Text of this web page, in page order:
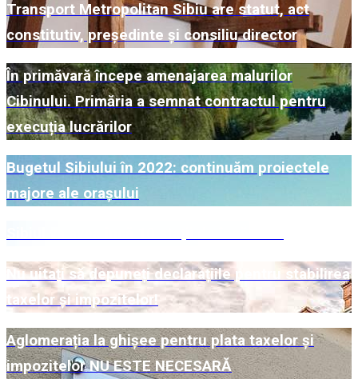
Transport Metropolitan Sibiu are statut, act
constitutiv, președinte și consiliu director
În primăvară începe amenajarea malurilor
Cibinului. Primăria a semnat contractul pentru
execuția lucrărilor
Bugetul Sibiului în 2022: continuăm proiectele
majore ale orașului
Nu uitați să depuneți declarațiile pentru stabilirea
taxelor și impozitelor!
Aglomerația la ghișee pentru plata taxelor și
impozitelor NU ESTE NECESARĂ